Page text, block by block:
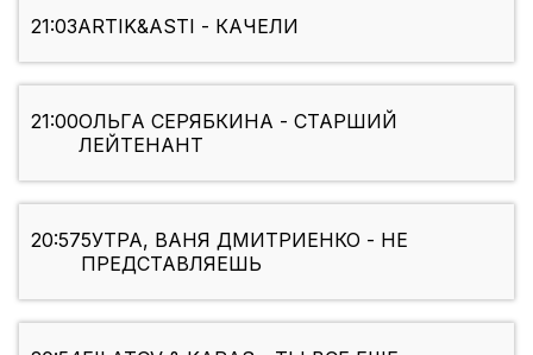
21:03ARTIK&ASTI - КАЧЕЛИ
21:00ОЛЬГА СЕРЯБКИНА - СТАРШИЙ
ЛЕЙТЕНАНТ
20:575УТРА, ВАНЯ ДМИТРИЕНКО - НЕ
ПРЕДСТАВЛЯЕШЬ